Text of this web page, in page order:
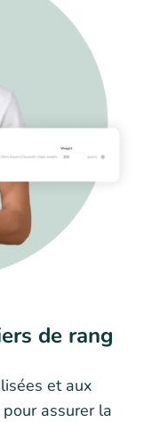
de rang
et aux
assurer la